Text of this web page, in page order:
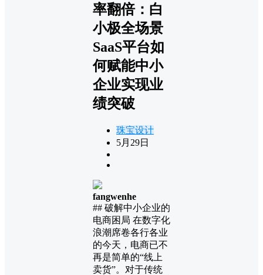
率翻倍：白
小极全场景
SaaS平台如
何赋能中小
企业实现业
绩突破
珠宝设计
5月29日
fangwenhe
## 破解中小企业的
电商困局 在数字化
浪潮席卷各行各业
的今天，电商已不
再是简单的“线上
卖货”。对于传统